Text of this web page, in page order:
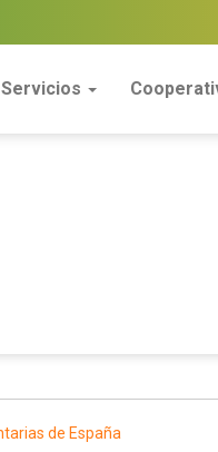
Servicios